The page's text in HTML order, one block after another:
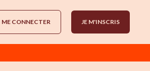
ME CONNECTER JE M'INSCRIS